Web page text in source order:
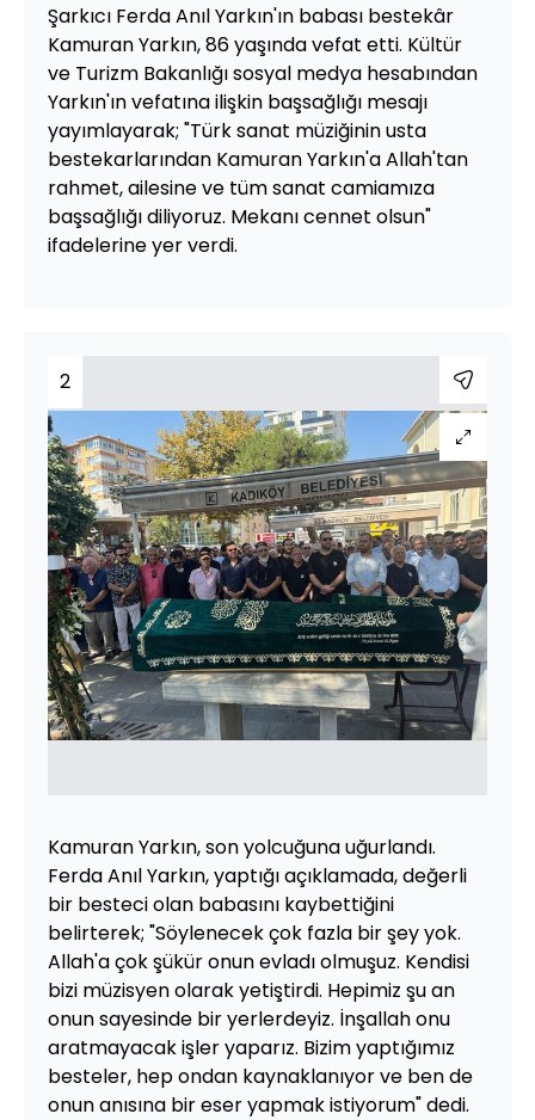
Şarkıcı Ferda Anıl Yarkın'ın babası bestekâr
Kamuran Yarkın, 86 yaşında vefat etti. Kültür
ve Turizm Bakanlığı sosyal medya hesabından
Yarkın'ın vefatına ilişkin başsağlığı mesajı
yayımlayarak; "Türk sanat müziğinin usta
bestekarlarından Kamuran Yarkın'a Allah'tan
rahmet, ailesine ve tüm sanat camiamıza
başsağlığı diliyoruz. Mekanı cennet olsun"
ifadelerine yer verdi.
2
Kamuran Yarkın, son yolcuğuna uğurlandı.
Ferda Anıl Yarkın, yaptığı açıklamada, değerli
bir besteci olan babasını kaybettiğini
belirterek; "Söylenecek çok fazla bir şey yok.
Allah'a çok şükür onun evladı olmuşuz. Kendisi
bizi müzisyen olarak yetiştirdi. Hepimiz şu an
onun sayesinde bir yerlerdeyiz. İnşallah onu
aratmayacak işler yaparız. Bizim yaptığımız
besteler, hep ondan kaynaklanıyor ve ben de
onun anısına bir eser yapmak istiyorum" dedi.